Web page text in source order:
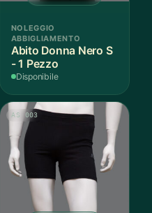
NOLEGGIO
ABBIGLIAMENTO
Abito Donna Nero S
- 1 Pezzo
Disponibile
AS 003